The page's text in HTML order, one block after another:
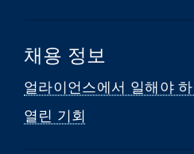
채용 정보
얼라이언스에서 일해야
열린 기회